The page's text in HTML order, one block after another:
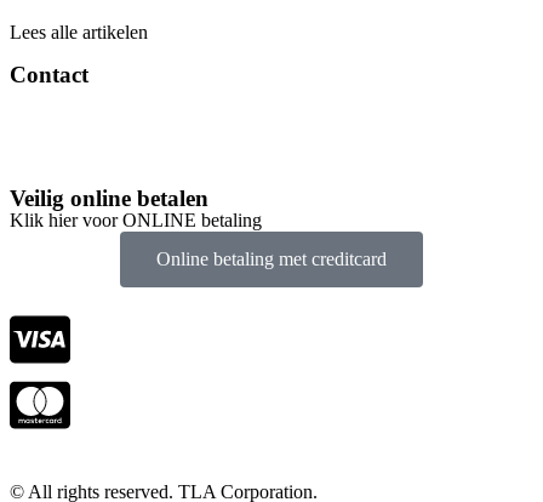
Lees alle artikelen
Contact
Veilig online betalen
Klik hier voor ONLINE betaling
Online betaling met creditcard
© All rights reserved. TLA Corporation.